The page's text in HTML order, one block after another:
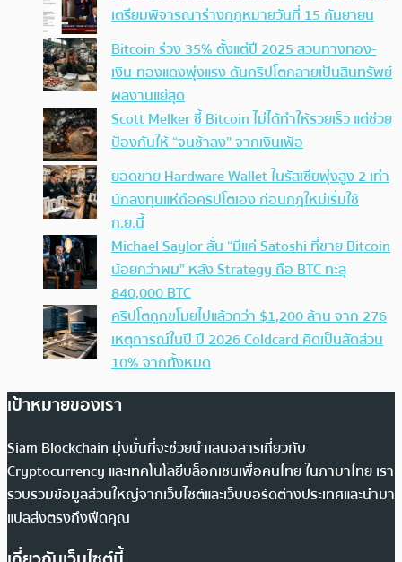
เตรียมพิจารณาร่างกฎหมายวันที่ 15 กันยายน
Bitcoin ร่วง 35% ตั้งแต่ปี 2025 สวนทางทอง-
เงิน-ทองแดงพุ่งแรง ดันคริปโตกลายเป็นสินทรัพย์
ผลงานแย่สุด
Scott Melker ชี้ Bitcoin ไม่ได้ทำให้รวยเร็ว แต่ช่วย
ป้องกันให้ “จนช้าลง” จากเงินเฟ้อ
ยอดขาย Hardware Wallet ในรัสเซียพุ่งสูง 2 เท่า
นักลงทุนแห่ถือคริปโตเอง ก่อนกฎใหม่เริ่มใช้
ก.ย.นี้
Michael Saylor ลั่น “มีแค่ Satoshi ที่ขาย Bitcoin
น้อยกว่าผม” หลัง Strategy ถือ BTC ทะลุ
840,000 BTC
คริปโตถูกขโมยไปแล้วกว่า $1,200 ล้าน จาก 276
เหตุการณ์ในปี ปี 2026 Coldcard คิดเป็นสัดส่วน
10% จากทั้งหมด
เป้าหมายของเรา
Siam Blockchain มุ่งมั่นที่จะช่วยนำเสนอสารเกี่ยวกับ
Cryptocurrency และเทคโนโลยีบล็อกเชนเพื่อคนไทย ในภาษาไทย เรา
รวบรวมข้อมูลส่วนใหญ่จากเว็บไซต์และเว็บบอร์ดต่างประเทศและนำมา
แปลส่งตรงถึงฟีดคุณ